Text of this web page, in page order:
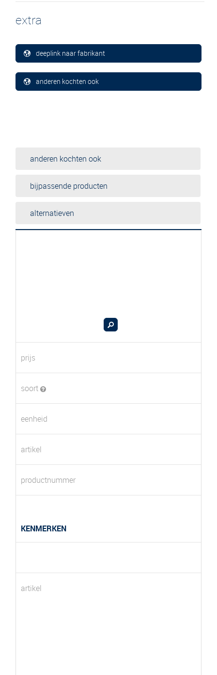
extra
deeplink naar fabrikant
anderen kochten ook
anderen kochten ook
bijpassende producten
alternatieven
prijs
soort
eenheid
artikel
productnummer
KENMERKEN
artikel